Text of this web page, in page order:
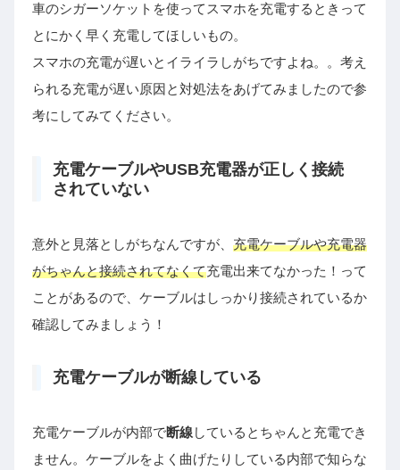
車のシガーソケットを使ってスマホを充電するときって
とにかく早く充電してほしいもの。
スマホの充電が遅いとイライラしがちですよね。。考え
られる充電が遅い原因と対処法をあげてみましたので参
考にしてみてください。
充電ケーブルやUSB充電器が正しく接続
されていない
意外と見落としがちなんですが、 充電ケーブルや充電器
がちゃんと接続されてなくて充電出来てなかった！って
ことがあるので、ケーブルはしっかり接続されているか
確認してみましょう！
充電ケーブルが断線している
充電ケーブルが内部で断線しているとちゃんと充電でき
ません。ケーブルをよく曲げたりしている内部で知らな